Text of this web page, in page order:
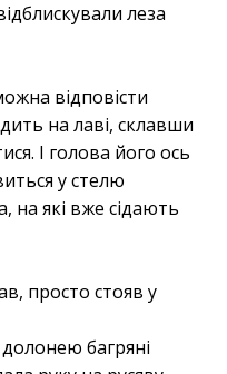
леза
відповісти
на лаві, склавши
І голова його ось
у стелю
на які вже сідають
просто стояв у
багряні